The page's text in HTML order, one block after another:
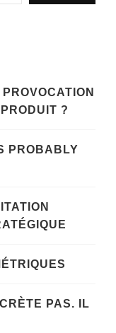
?
PROBABLY
PAS. IL